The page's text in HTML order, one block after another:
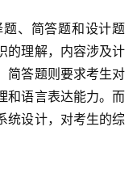
、简答题和设计题
的理解，内容涉及计
简答题则要求考生对
和语言表达能力。而
统设计，对考生的综